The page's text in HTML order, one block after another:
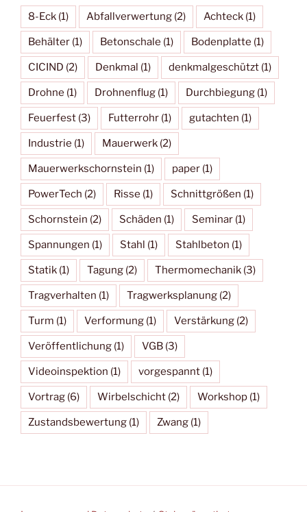
8-Eck (1) Abfallverwertung (2) Achteck (1)
Behälter (1) Betonschale (1) Bodenplatte (1)
CICIND (2) Denkmal (1) denkmalgeschützt (1)
Drohne (1) Drohnenflug (1) Durchbiegung (1)
Feuerfest (3) Futterrohr (1) gutachten (1)
Industrie (1) Mauerwerk (2)
Mauerwerkschornstein (1) paper (1)
PowerTech (2) Risse (1) Schnittgrößen (1)
Schornstein (2) Schäden (1) Seminar (1)
Spannungen (1) Stahl (1) Stahlbeton (1)
Statik (1) Tagung (2) Thermomechanik (3)
Tragverhalten (1) Tragwerksplanung (2)
Turm (1) Verformung (1) Verstärkung (2)
Veröffentlichung (1) VGB (3)
Videoinspektion (1) vorgespannt (1)
Vortrag (6) Wirbelschicht (2) Workshop (1)
Zustandsbewertung (1) Zwang (1)